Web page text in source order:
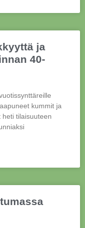
ja
40-
kummit ja
tilaisuuteen